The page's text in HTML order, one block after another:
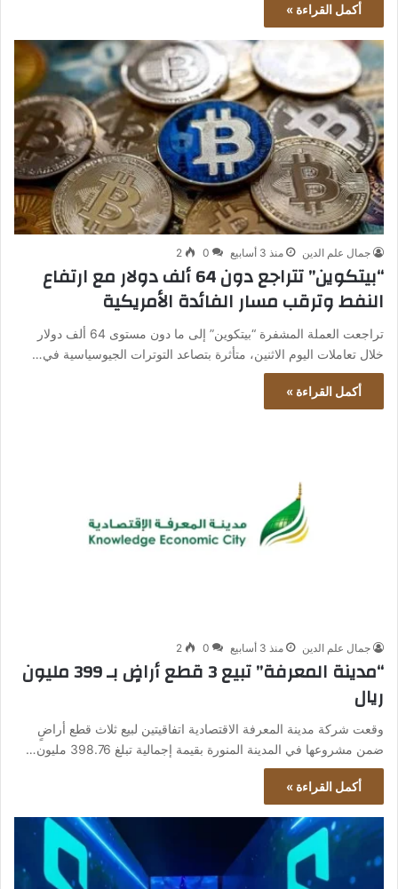
أكمل القراءة »
جمال علم الدين منذ 3 أسابيع 0
2
“بيتكوين” تتراجع دون 64 ألف دولار مع ارتفاع
النفط وترقب مسار الفائدة الأمريكية
تراجعت العملة المشفرة “بيتكوين” إلى ما دون مستوى 64 ألف دولار
خلال تعاملات اليوم الاثنين، متأثرة بتصاعد التوترات الجيوسياسية في…
أكمل القراءة »
جمال علم الدين منذ 3 أسابيع 0
2
“مدينة المعرفة” تبيع 3 قطع أراضٍ بـ 399 مليون
ريال
وقعت شركة مدينة المعرفة الاقتصادية اتفاقيتين لبيع ثلاث قطع أراضٍ
ضمن مشروعها في المدينة المنورة بقيمة إجمالية تبلغ 398.76 مليون…
أكمل القراءة »